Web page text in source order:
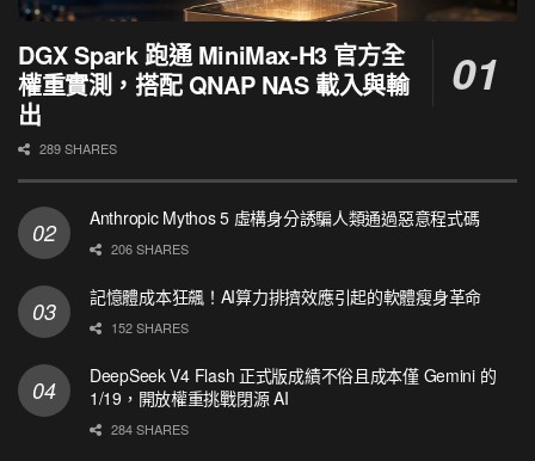
DGX Spark 跑通 MiniMax-H3 官方全
權重實測，搭配 QNAP NAS 載入與輸
出
289 SHARES
Anthropic Mythos 5 虛構身分誘騙人類通過惡意程式碼
206 SHARES
記憶體成本狂飆！AI算力排擠效應引起的軟體瘦身革命
152 SHARES
DeepSeek V4 Flash 正式版成績不俗且成本僅 Gemini 的
1/19，開放權重挑戰閉源 AI
284 SHARES